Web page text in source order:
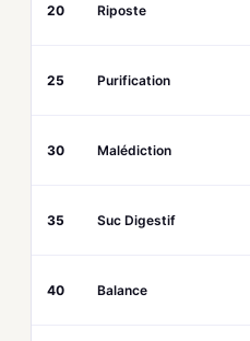
20 Riposte
25 Purification
30 Malédiction
35 Suc Digestif
40 Balance